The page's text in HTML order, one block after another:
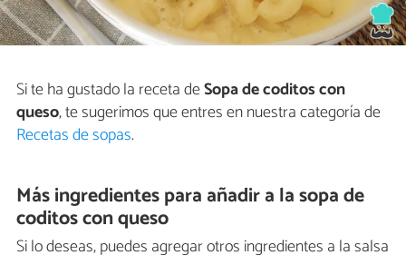
Si te ha gustado la receta deSopa de coditos con
queso, te sugerimos que entres en nuestra categoría de
Recetas de sopas.
Más ingredientes para añadir a la sopa de
coditos con queso
Si lo deseas, puedes agregar otros ingredientes a la salsa